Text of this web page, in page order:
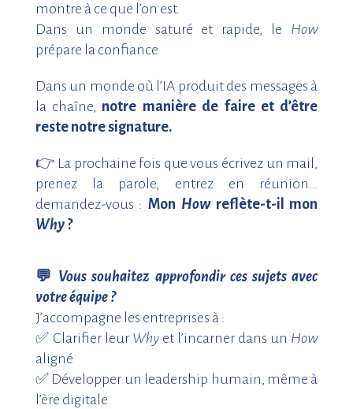
montre à ce que l’on est.
Dans un monde saturé et rapide, le How
prépare la confiance
Dans un monde où l’IA produit des messages à
la chaîne, notre manière de faire et d’être
reste notre signature.
👉 La prochaine fois que vous écrivez un mail,
prenez la parole, entrez en réunion…
demandez-vous :Mon Howreflète-t-il mon
Why?
💬 Vous souhaitez approfondir ces sujets avec
votre équipe ?
J’accompagne les entreprises à :
✅ Clarifier leur Whyet l’incarner dans un How
aligné
✅ Développer un leadership humain, même à
l’ère digitale